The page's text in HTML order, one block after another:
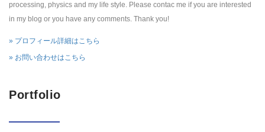
processing, physics and my life style. Please contac me if you are interested
in my blog or you have any comments. Thank you!
» プロフィール詳細はこちら
» お問い合わせはこちら
Portfolio